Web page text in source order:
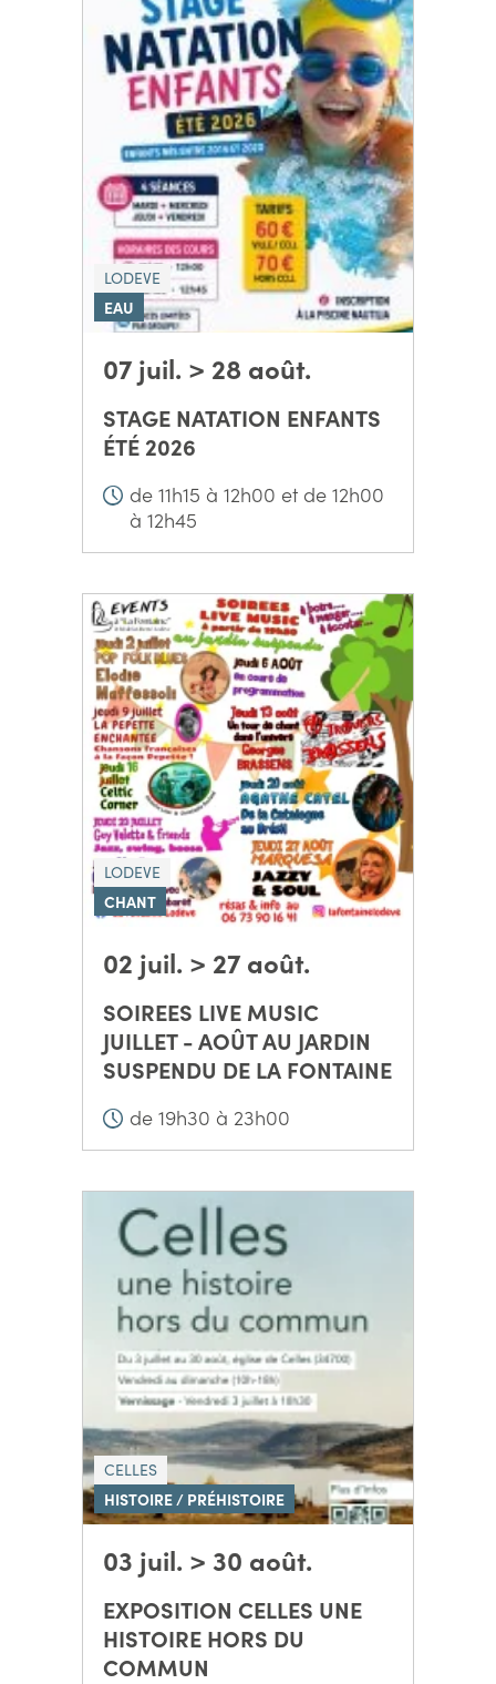
LODEVE
EAU
07 juil. > 28 août.
STAGE NATATION ENFANTS
ÉTÉ 2026
de 11h15 à 12h00 et de 12h00
à 12h45
LODEVE
CHANT
02 juil. > 27 août.
SOIREES LIVE MUSIC
JUILLET - AOÛT AU JARDIN
SUSPENDU DE LA FONTAINE
de 19h30 à 23h00
CELLES
HISTOIRE / PRÉHISTOIRE
03 juil. > 30 août.
EXPOSITION CELLES UNE
HISTOIRE HORS DU
COMMUN